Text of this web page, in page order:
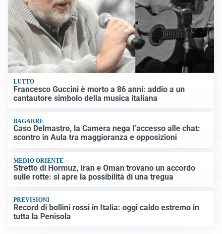
LUTTO
Francesco Guccini è morto a 86 anni: addio a un
cantautore simbolo della musica italiana
BAGARRE
Caso Delmastro, la Camera nega l’accesso alle chat:
scontro in Aula tra maggioranza e opposizioni
MEDIO ORIENTE
Stretto di Hormuz, Iran e Oman trovano un accordo
sulle rotte: si apre la possibilità di una tregua
PREVISIONI
Record di bollini rossi in Italia: oggi caldo estremo in
tutta la Penisola